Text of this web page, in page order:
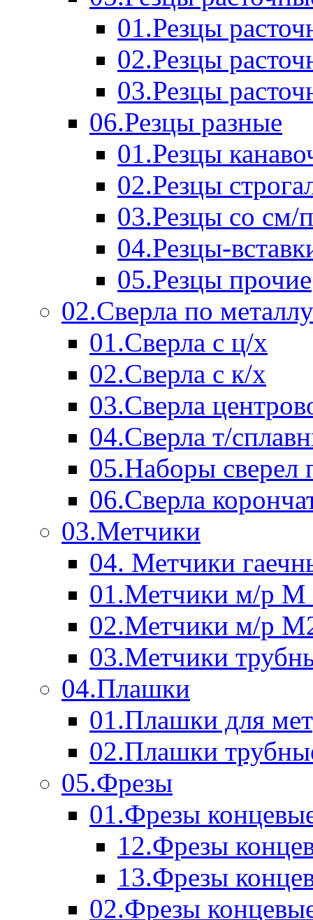
01.Резцы
02.Резцы
03.Резцы
06.Резцы разные
01.Резцы
02.Резцы
03.Резцы со см/
04.Резцы-
05.Резцы прочие
02.Сверла по металлу
01.Сверла с ц/х
02.Сверла с к/х
03.Сверла
04.Сверла т/
05.Наборы сверел
06.Сверла
03.Метчики
04. Метчики
01.Метчики м/р М
02.Метчики м/р
03.Метчики
04.Плашки
01.Плашки для
02.Плашки
05.Фрезы
01.Фрезы
12.Фрезы
13.Фрезы
02.Фрезы